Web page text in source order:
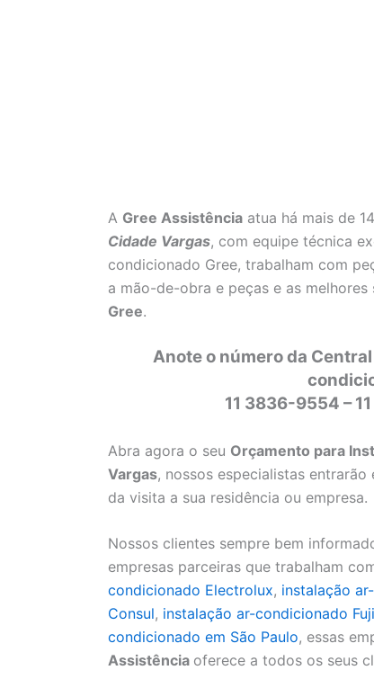
A Gree Assistência atua há mais de
Cidade Vargas, com equipe técnica
condicionado Gree, trabalham com
a mão-de-obra e peças e as melhores
Gree.
Anote o número da
11 3836-9554 –
Abra agora o seu Orçamento para
Vargas, nossos especialistas
da visita a sua residência ou empresa.
Nossos clientes sempre bem
empresas parceiras que trabalham
condicionado Electrolux, instalação
Consul, instalação ar-condicionado
condicionado em São Paulo, essas
Assistência oferece a todos os seus